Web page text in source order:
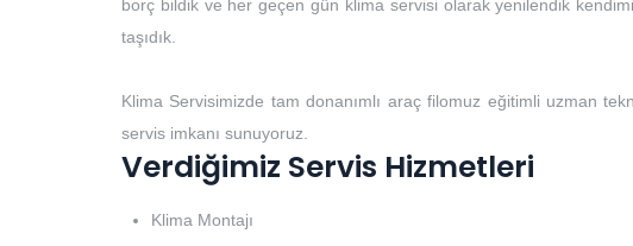
borç bildik ve her geçen gün klima servisi olarak yenilendik
taşıdık.
Klima Servisimizde tam donanımlı araç filomuz eğitimli uzman
servis imkanı sunuyoruz.
Verdiğimiz Servis Hizmetleri
Klima Montajı